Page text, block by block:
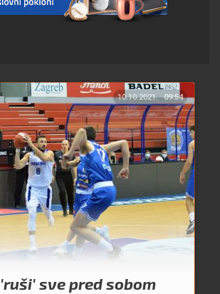
10.10.2021. 09:54
sve pred sobom